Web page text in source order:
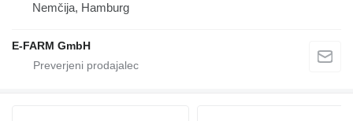
Nemčija, Hamburg
E-FARM GmbH